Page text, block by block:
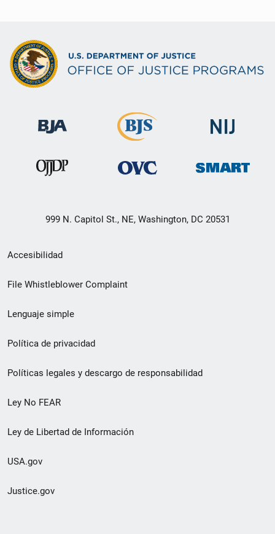
999 N. Capitol St., NE, Washington, DC 20531
Menú
de
de
pie
de
página
Accesibilidad
File Whistleblower Complaint
Lenguaje simple
Política de privacidad
Políticas legales y descargo de responsabilidad
Ley No FEAR
Ley de Libertad de Información
USA.gov
Justice.gov